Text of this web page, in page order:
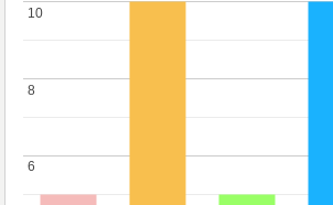
6
6
8
8
10
10